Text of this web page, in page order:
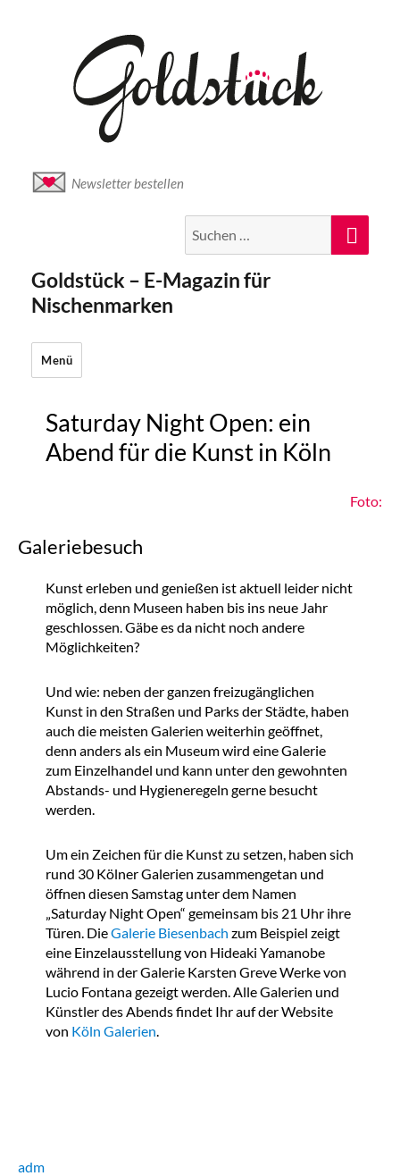
Newsletter bestellen
nach:
Goldstück – E-Magazin für
Nischenmarken
Menü
Saturday Night Open: ein
Abend für die Kunst in Köln
Foto:
Galeriebesuch
Kunst erleben und genießen ist aktuell leider nicht
möglich, denn Museen haben bis ins neue Jahr
geschlossen. Gäbe es da nicht noch andere
Möglichkeiten?
Und wie: neben der ganzen freizugänglichen
Kunst in den Straßen und Parks der Städte, haben
auch die meisten Galerien weiterhin geöffnet,
denn anders als ein Museum wird eine Galerie
zum Einzelhandel und kann unter den gewohnten
Abstands- und Hygieneregeln gerne besucht
werden.
Um ein Zeichen für die Kunst zu setzen, haben sich
rund 30 Kölner Galerien zusammengetan und
öffnen diesen Samstag unter dem Namen
„Saturday Night Open“ gemeinsam bis 21 Uhr ihre
Türen. DieGalerie Biesenbach zum Beispiel zeigt
eine Einzelausstellung von Hideaki Yamanobe
während in der Galerie Karsten Greve Werke von
Lucio Fontana gezeigt werden. Alle Galerien und
Künstler des Abends findet Ihr auf der Website
von Köln Galerien.
adm